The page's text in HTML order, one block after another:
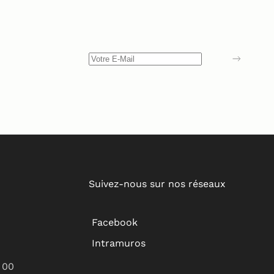
Suivez-nous sur nos réseaux
Facebook
Intramuros